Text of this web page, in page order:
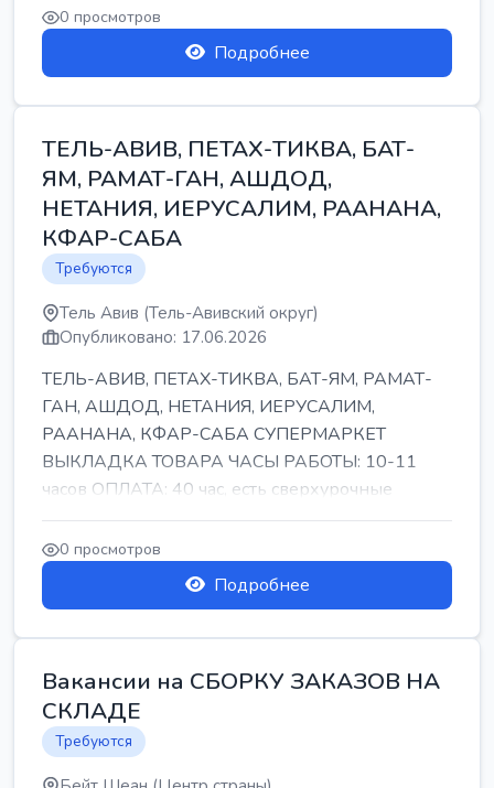
0 просмотров
Подробнее
ТЕЛЬ-АВИВ, ПЕТАХ-ТИКВА, БАТ-
ЯМ, РАМАТ-ГАН, АШДОД,
НЕТАНИЯ, ИЕРУСАЛИМ, РААНАНА,
КФАР-САБА
Требуются
Тель Авив (Тель-Авивский округ)
Опубликовано: 17.06.2026
ТЕЛЬ-АВИВ, ПЕТАХ-ТИКВА, БАТ-ЯМ, РАМАТ-
ГАН, АШДОД, НЕТАНИЯ, ИЕРУСАЛИМ,
РААНАНА, КФАР-САБА СУПЕРМАРКЕТ
ВЫКЛАДКА ТОВАРА ЧАСЫ РАБОТЫ: 10-11
часов ОПЛАТА: 40 час, есть сверхурочные
ПИТАНИЕ ЕСТЬ Для синих б...
0 просмотров
Подробнее
Вакансии на СБОРКУ ЗАКАЗОВ НА
СКЛАДЕ
Требуются